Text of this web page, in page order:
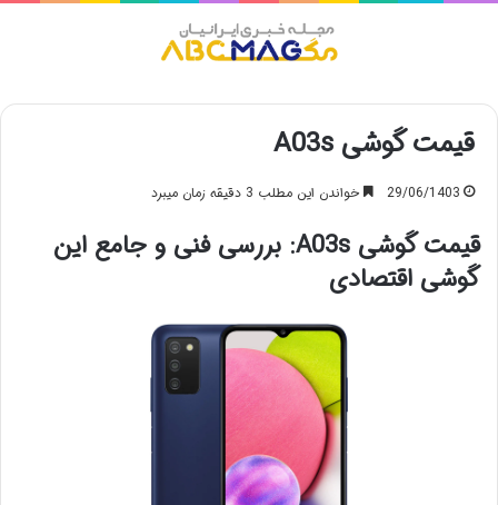
قیمت گوشی A03s
29/06/1403 خواندن این مطلب 3 دقیقه زمان میبرد
قیمت گوشی A03s: بررسی فنی و جامع این
گوشی اقتصادی